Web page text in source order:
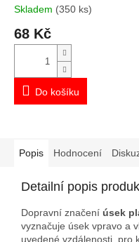
Skladem (350 ks)
68 Kč
Do košíku
Popis Hodnocení
Detailní popis
Dopravní značení úsek
vyznačuje úsek vpravo a
uvedené vzdálenosti, pro